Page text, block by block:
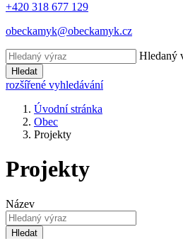
+420 318 677 129
obeckamyk@obeckamyk.cz
Hledaný
Hledat
rozšířené vyhledávání
Úvodní stránka
Obec
Projekty
Projekty
Název
Hledat